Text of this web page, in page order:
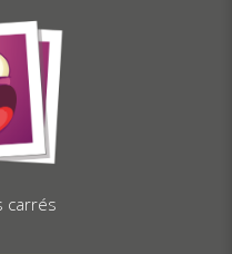
carrés